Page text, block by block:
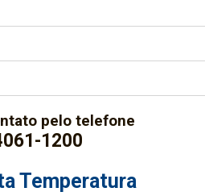
pelo telefone
1200
Temperatura